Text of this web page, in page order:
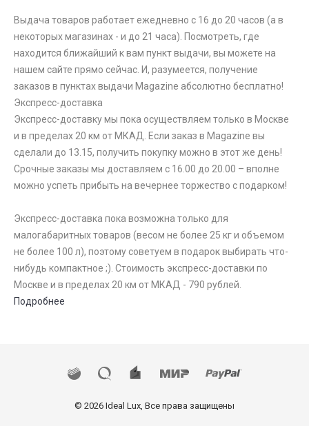
Выдача товаров работает ежедневно с 16 до 20 часов (а в
некоторых магазинах - и до 21 часа). Посмотреть, где
находится ближайший к вам пункт выдачи, вы можете на
нашем сайте прямо сейчас. И, разумеется, получение
заказов в пунктах выдачи Magazine абсолютно бесплатно!
Экспресс-доставка
Экспресс-доставку мы пока осуществляем только в Москве
и в пределах 20 км от МКАД. Если заказ в Magazine вы
сделали до 13.15, получить покупку можно в этот же день!
Срочные заказы мы доставляем с 16.00 до 20.00 – вполне
можно успеть прибыть на вечернее торжество с подарком!
Экспресс-доставка пока возможна только для
малогабаритных товаров (весом не более 25 кг и объемом
не более 100 л), поэтому советуем в подарок выбирать что-
нибудь компактное ;). Стоимость экспресс-доставки по
Москве и в пределах 20 км от МКАД - 790 рублей.
Подробнее
© 2026 Ideal Lux, Все права защищены